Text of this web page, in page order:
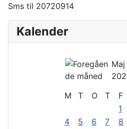
Sms til 20720914
Kalender
Maj
M
T O T F
1
4
5 6 7 8